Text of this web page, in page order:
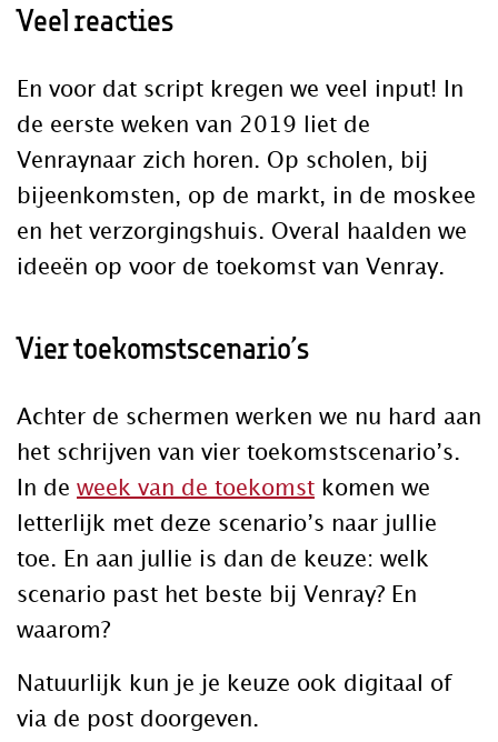
Veel reacties
En voor dat script kregen we veel input! In
de eerste weken van 2019 liet de
Venraynaar zich horen. Op scholen, bij
bijeenkomsten, op de markt, in de moskee
en het verzorgingshuis. Overal haalden we
ideeën op voor de toekomst van Venray.
Vier toekomstscenario’s
Achter de schermen werken we nu hard aan
het schrijven van vier toekomstscenario’s.
In de week van de toekomst komen we
letterlijk met deze scenario’s naar jullie
toe. En aan jullie is dan de keuze: welk
scenario past het beste bij Venray? En
waarom?
Natuurlijk kun je je keuze ook digitaal of
via de post doorgeven.